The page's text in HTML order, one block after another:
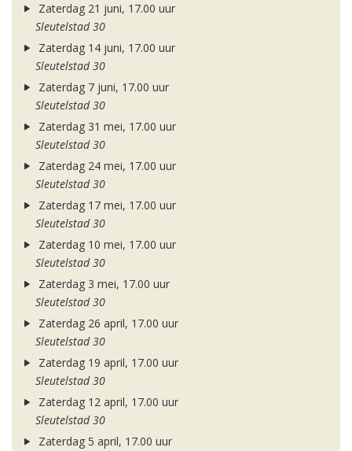
Zaterdag 21 juni, 17.00 uur
Sleutelstad 30
Zaterdag 14 juni, 17.00 uur
Sleutelstad 30
Zaterdag 7 juni, 17.00 uur
Sleutelstad 30
Zaterdag 31 mei, 17.00 uur
Sleutelstad 30
Zaterdag 24 mei, 17.00 uur
Sleutelstad 30
Zaterdag 17 mei, 17.00 uur
Sleutelstad 30
Zaterdag 10 mei, 17.00 uur
Sleutelstad 30
Zaterdag 3 mei, 17.00 uur
Sleutelstad 30
Zaterdag 26 april, 17.00 uur
Sleutelstad 30
Zaterdag 19 april, 17.00 uur
Sleutelstad 30
Zaterdag 12 april, 17.00 uur
Sleutelstad 30
Zaterdag 5 april, 17.00 uur